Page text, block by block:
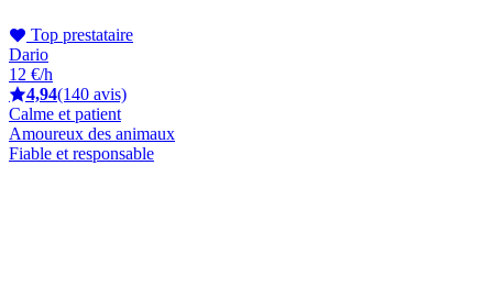
Top prestataire
Dario
12 €/h
4,94(140 avis)
Calme et patient
Amoureux des animaux
Fiable et responsable